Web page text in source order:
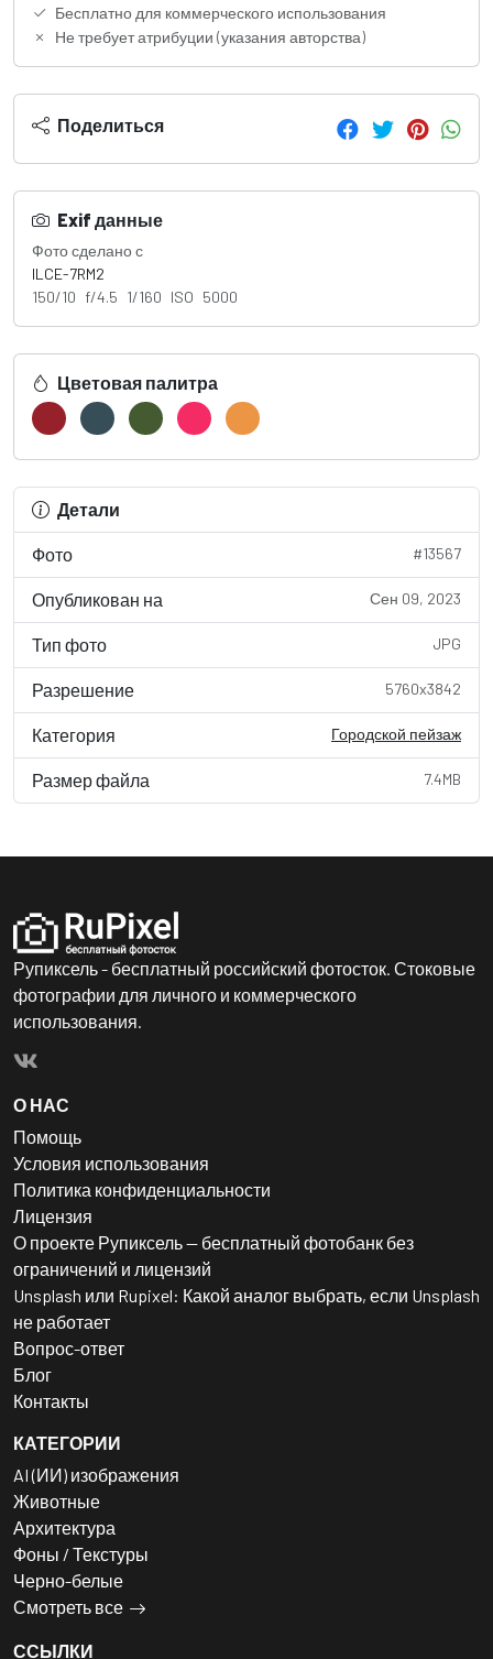
Бесплатно для коммерческого использования
Не требует атрибуции (указания авторства)
Поделиться
Exif данные
Фото сделано с
ILCE-7RM2
150/10 f/4.5 1/160 ISO 5000
Цветовая палитра
Детали
Фото #13567
Опубликован на Сен 09, 2023
Тип фото JPG
Разрешение 5760x3842
Категория Городской пейзаж
Размер файла 7.4MB
Рупиксель - бесплатный российский фотосток. Стоковые
фотографии для личного и коммерческого
использования.
О НАС
Помощь
Условия использования
Политика конфиденциальности
Лицензия
О проекте Рупиксель — бесплатный фотобанк без
ограничений и лицензий
Unsplash или Rupixel: Какой аналог выбрать, если Unsplash
не работает
Вопрос-ответ
Блог
Контакты
КАТЕГОРИИ
AI (ИИ) изображения
Животные
Архитектура
Фоны / Текстуры
Черно-белые
Смотреть все
ССЫЛКИ